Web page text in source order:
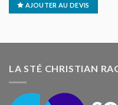
AJOUTER AU DEVIS
LA STÉ CHRISTIAN